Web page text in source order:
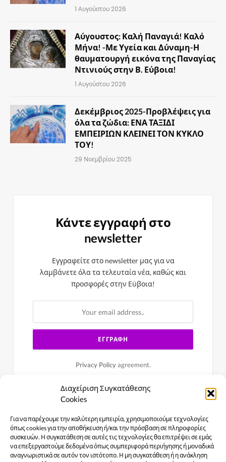
Διαχείριση Συγκατάθεσης
Cookies
Για να παρέχουμε την καλύτερη εμπειρία, χρησιμοποιούμε τεχνολογίες
όπως cookies για την αποθήκευση ή/και την πρόσβαση σε πληροφορίες
συσκευών. Η συγκατάθεση σε αυτές τις τεχνολογίες θα επιτρέψει σε εμάς
να επεξεργαστούμε δεδομένα όπως συμπεριφορά περιήγησης ή μοναδικά
αναγνωριστικά σε αυτόν τον ιστότοπο. Η μη συγκατάθεση ή η ανάκληση
1 Αυγούστου 2026
Αύγουστος: Καλή Παναγιά! Καλό
Μήνα! -Με Υγεία και Δύναμη-Η
θαυματουργή εικόνα της Παναγίας
Ντινιούς στην Β. Εύβοια!
1 Αυγούστου 2026
Δεκέμβριος 2025-Προβλέψεις για
όλα τα ζώδια: ΕΝΑ ΤΑΞΙΔΙ
ΕΜΠΕΙΡΙΩΝ ΚΛΕΙΝΕΙ ΤΟΝ ΚΥΚΛΟ
ΤΟΥ!
29 Νοεμβρίου 2025
Κάντε εγγραφή στο
newsletter
Εγγραφείτε στο newsletter μας για να
λαμβάνετε όλα τα τελευταία νέα, καθώς και
προσφορές στην Εϋβοια!
Privacy Policyagreement.